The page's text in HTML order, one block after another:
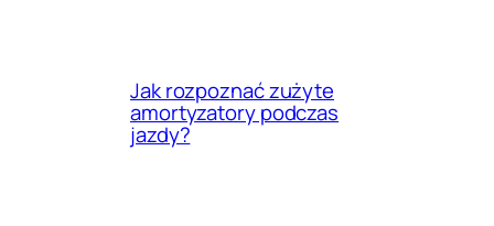
Jak rozpoznać zużyte
amortyzatory podczas
jazdy?